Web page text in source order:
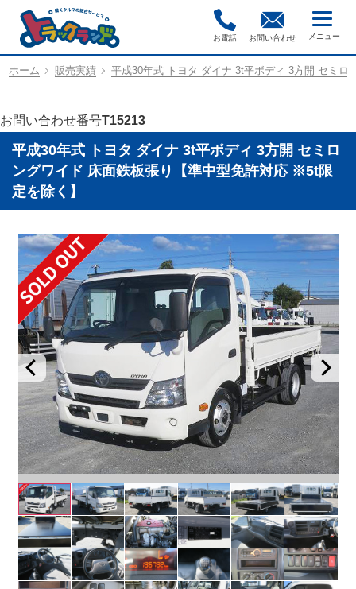
お電話 お問い合わせ
ホーム 販売実績 平成30年式 トヨタ ダイナ 3t平ボディ 3方開 セミ
お問い合わせ番号T15213
平成30年式 トヨタ ダイナ 3t平ボディ 3方開 セミロ
ングワイド 床面鉄板張り【準中型免許対応 ※5t限
定を除く】